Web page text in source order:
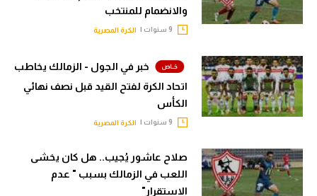
ميركاتو
تحقيق في الجول
تحليل في الجول
حكايات في الجول
والانضمام للمنتخب
الكرة المصرية
خبر في الجول - الزمالك يخاطب
اتحاد الكرة لفتح القيد قبل نصف نهائي
الكأس
الكرة المصرية
صلاح عاشور يُجيب.. هل كان يخشى
اللعب في الزمالك بسبب " عدم
الاستقرار"